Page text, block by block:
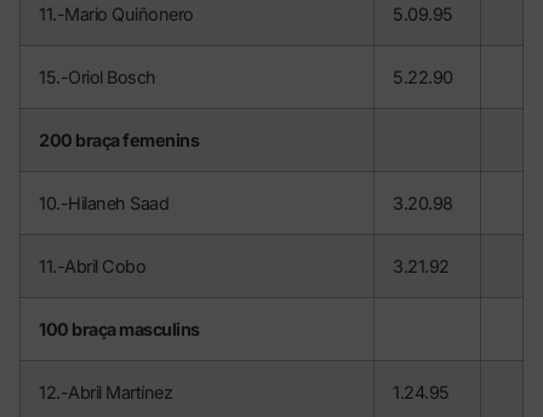
11.-Mario Quiñonero 5.09.95
15.-Oriol Bosch 5.22.90
200 braça femenins
10.-Hilaneh Saad 3.20.98
11.-Abril Cobo 3.21.92
100 braça masculins
12.-Abril Martínez 1.24.95